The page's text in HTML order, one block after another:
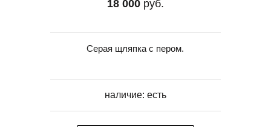
Серая щляпка с пером.
наличие: есть
18 000руб.